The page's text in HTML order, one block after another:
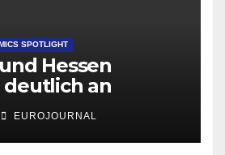
SPOTLIGHT
Hessen
an
für Startup-
EUROJOURNAL